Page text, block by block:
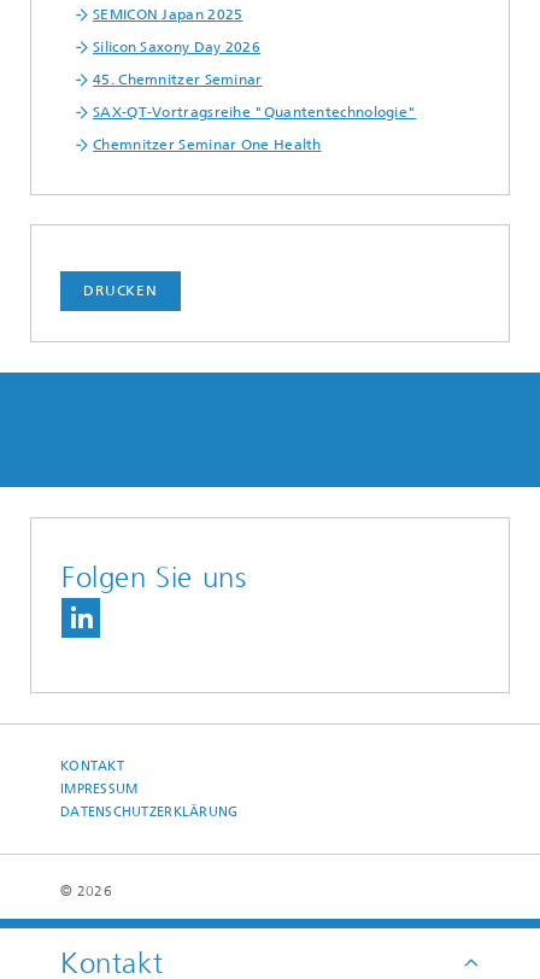
SEMICON Japan 2025
Silicon Saxony Day 2026
45. Chemnitzer Seminar
SAX-QT-Vortragsreihe "Quantentechnologie"
Chemnitzer Seminar One Health
Kontakt
DRUCKEN
Folgen Sie uns
KONTAKT
IMPRESSUM
DATENSCHUTZERKLÄRUNG
© 2026